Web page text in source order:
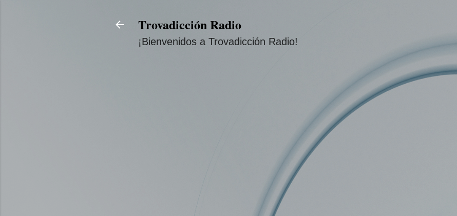
Trovadicción Radio
¡Bienvenidos a Trovadicción Radio!